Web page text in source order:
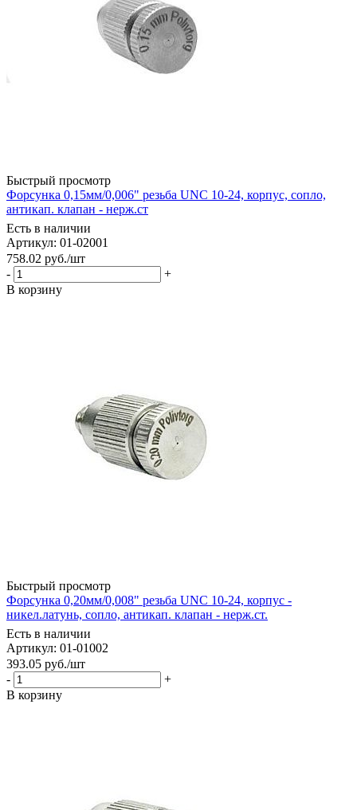
Быстрый просмотр
Форсунка 0,15мм/0,006" резьба UNC 10-24, корпус, сопло,
антикап. клапан - нерж.ст
Есть в наличии
Артикул: 01-02001
758.02 руб./шт
-
+
В корзину
Быстрый просмотр
Форсунка 0,20мм/0,008" резьба UNC 10-24, корпус -
никел.латунь, сопло, антикап. клапан - нерж.ст.
Есть в наличии
Артикул: 01-01002
393.05 руб./шт
-
+
В корзину